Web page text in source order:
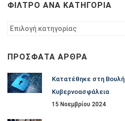
ΦΊΛΤΡΟ ΑΝΆ ΚΑΤΗΓΟΡΊΑ
Φίλτρο
ΠΡΌΣΦΑΤΑ ΆΡΘΡΑ
Κατατέθηκε στη Βουλή
Κυβερνοασφάλεια
15 Νοεμβρίου 2024